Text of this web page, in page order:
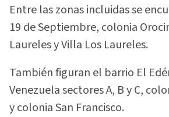
Entre las zonas incluidas se
19 de Septiembre, colonia
Laureles y Villa Los Laureles.
También figuran el barrio El
Venezuela sectores A, B y C,
y colonia San Francisco.